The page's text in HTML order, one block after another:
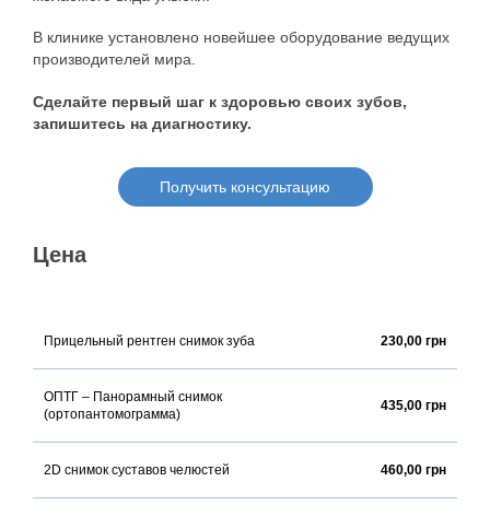
В клинике установлено новейшее оборудование ведущих
производителей мира.
Сделайте первый шаг к здоровью своих зубов,
запишитесь на диагностику.
Получить консультацию
Цена
Прицельный рентген снимок зуба 230,00 грн
ОПТГ – Панорамный снимок
(ортопантомограмма)
435,00 грн
2D снимок суставов челюстей 460,00 грн